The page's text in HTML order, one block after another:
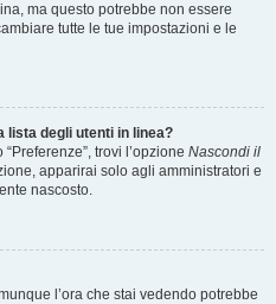
ma questo potrebbe non essere
tutte le tue impostazioni e le
lista degli utenti in linea?
trovi l’opzione Nascondi il
apparirai solo agli amministratori e
nascosto.
l’ora che stai vedendo potrebbe